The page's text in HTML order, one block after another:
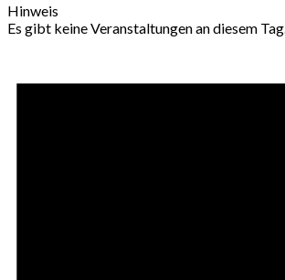
Hinweis
Es gibt keine Veranstaltungen an diesem Tag.